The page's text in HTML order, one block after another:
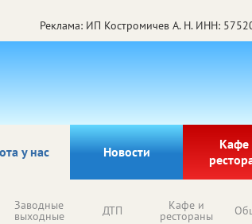
Реклама: ИП Костромичев А. Н. ИНН:
у нас Новости
Кафе
Заводные
выходные ДТП Кафе и
рестораны